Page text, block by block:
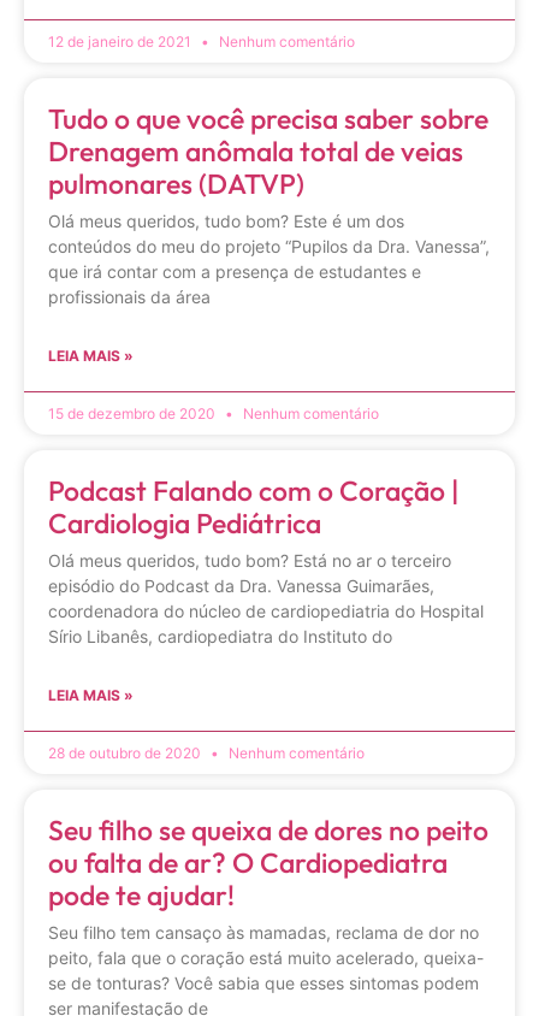
12 de janeiro de 2021 Nenhum comentário
Tudo o que você precisa saber sobre
Drenagem anômala total de veias
pulmonares (DATVP)
Olá meus queridos, tudo bom? Este é um dos
conteúdos do meu do projeto “Pupilos da Dra. Vanessa”,
que irá contar com a presença de estudantes e
profissionais da área
LEIA MAIS »
15 de dezembro de 2020 Nenhum comentário
Podcast Falando com o Coração |
Cardiologia Pediátrica
Olá meus queridos, tudo bom? Está no ar o terceiro
episódio do Podcast da Dra. Vanessa Guimarães,
coordenadora do núcleo de cardiopediatria do Hospital
Sírio Libanês, cardiopediatra do Instituto do
LEIA MAIS »
28 de outubro de 2020 Nenhum comentário
Seu filho se queixa de dores no peito
ou falta de ar? O Cardiopediatra
pode te ajudar!
Seu filho tem cansaço às mamadas, reclama de dor no
peito, fala que o coração está muito acelerado, queixa-
se de tonturas? Você sabia que esses sintomas podem
ser manifestação de